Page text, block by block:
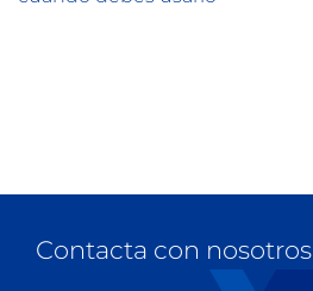
Contacta con nosotros